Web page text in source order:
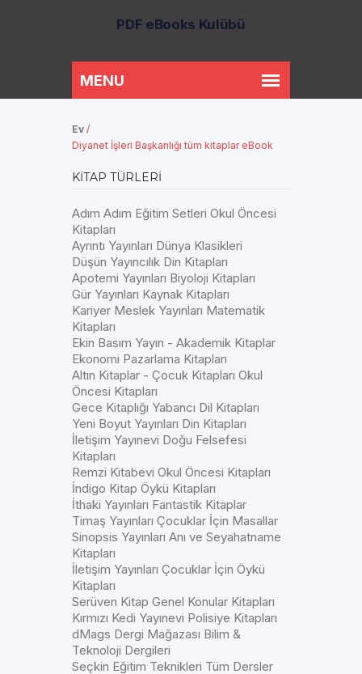
PDF eBooks Kulübü
Ev /
Diyanet İşleri Başkanlığı tüm kitaplar eBook
KITAP TÜRLERI
Adım Adım Eğitim Setleri Okul Öncesi
Kitapları
Ayrıntı Yayınları Dünya Klasikleri
Düşün Yayıncılık Din Kitapları
Apotemi Yayınları Biyoloji Kitapları
Gür Yayınları Kaynak Kitapları
Kariyer Meslek Yayınları Matematik
Kitapları
Ekin Basım Yayın - Akademik Kitaplar
Ekonomi Pazarlama Kitapları
Altın Kitaplar - Çocuk Kitapları Okul
Öncesi Kitapları
Gece Kitaplığı Yabancı Dil Kitapları
Yeni Boyut Yayınları Din Kitapları
İletişim Yayınevi Doğu Felsefesi
Kitapları
Remzi Kitabevi Okul Öncesi Kitapları
İndigo Kitap Öykü Kitapları
İthaki Yayınları Fantastik Kitaplar
Timaş Yayınları Çocuklar İçin Masallar
Sinopsis Yayınları Anı ve Seyahatname
Kitapları
İletişim Yayınları Çocuklar İçin Öykü
Kitapları
Serüven Kitap Genel Konular Kitapları
Kırmızı Kedi Yayınevi Polisiye Kitapları
dMags Dergi Mağazası Bilim &
Teknoloji Dergileri
Seçkin Eğitim Teknikleri Tüm Dersler